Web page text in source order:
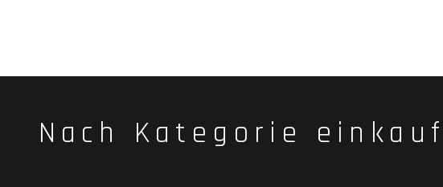
Nach Kategorie